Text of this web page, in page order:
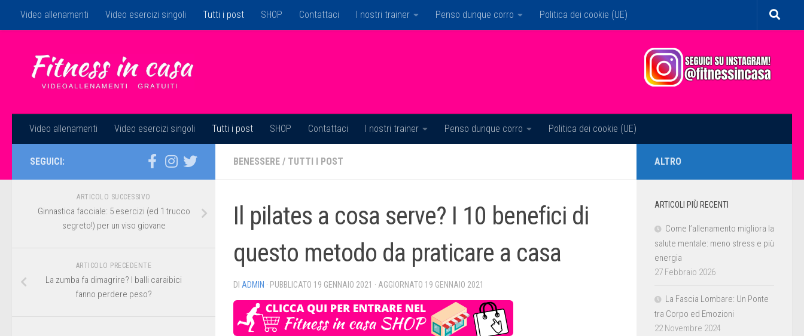
Salta al contenuto
Video allenamenti Video esercizi singoli Tutti i post SHOP Contattaci I nostri trainer Penso dunque corro Politica dei cookie (UE)
Video allenamenti Video esercizi singoli Tutti i post SHOP Contattaci I nostri trainer Penso dunque corro Politica dei cookie (UE)
BENESSERE / TUTTI I POST
Il pilates a cosa serve? I 10 benefici di
questo metodo da praticare a casa
DI ADMIN · PUBBLICATO 19 GENNAIO 2021 · AGGIORNATO 19 GENNAIO 2021
SEGUICI:
ARTICOLO SUCCESSIVO
Ginnastica facciale: 5 esercizi (ed 1 trucco
segreto!) per un viso giovane
ARTICOLO PRECEDENTE
La zumba fa dimagrire? I balli caraibici
fanno perdere peso?
ALTRO
ARTICOLI PIÙ RECENTI
Come l’allenamento migliora la
salute mentale: meno stress e più
energia
27 Febbraio 2026
La Fascia Lombare: Un Ponte
tra Corpo ed Emozioni
22 Novembre 2024